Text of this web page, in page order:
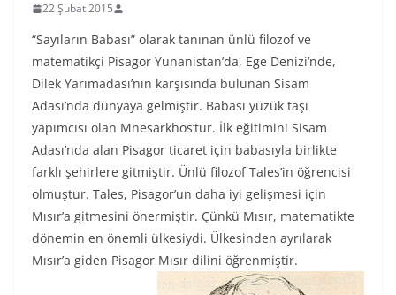
22 Şubat 2015
“Sayıların Babası” olarak tanınan ünlü filozof ve
matematikçi Pisagor Yunanistan’da, Ege Denizi’nde,
Dilek Yarımadası’nın karşısında bulunan Sisam
Adası’nda dünyaya gelmiştir. Babası yüzük taşı
yapımcısı olan Mnesarkhos’tur. İlk eğitimini Sisam
Adası’nda alan Pisagor ticaret için babasıyla birlikte
farklı şehirlere gitmiştir. Ünlü filozof Tales’in öğrencisi
olmuştur. Tales, Pisagor’un daha iyi gelişmesi için
Mısır’a gitmesini önermiştir. Çünkü Mısır, matematikte
dönemin en önemli ülkesiydi. Ülkesinden ayrılarak
Mısır’a giden Pisagor Mısır dilini öğrenmiştir.